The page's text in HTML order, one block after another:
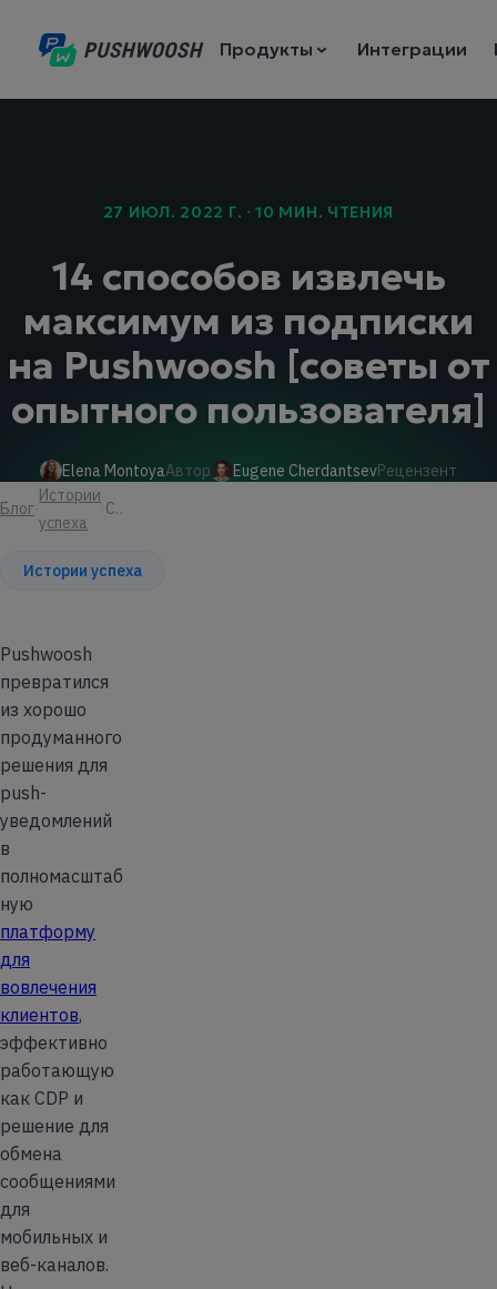
Продукты Интеграции
27 ИЮЛ. 2022 Г. · 10 МИН. ЧТЕНИЯ
14 способов извлечь
максимум из подписки
на Pushwoosh [советы от
опытного пользователя]
Elena MontoyaАвтор Eugene CherdantsevРецензент
Блог
Истории
успеха
Статья
Истории успеха
Pushwoosh
превратился
из хорошо
продуманного
решения для
push-
уведомлений
в
полномасштаб
ную
платформу
для
вовлечения
клиентов,
эффективно
работающую
как CDP и
решение для
обмена
сообщениями
для
мобильных и
веб-каналов.